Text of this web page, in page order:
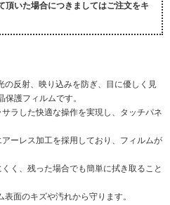
頂いた場合につきましてはご注文をキ
反射、映り込みを防ぎ、目に優しく見
護フィルムです。
ラした快適な操作を実現し、タッチパネ
ーレス加工を採用しており、フィルムが
く、残った場合でも簡単に拭き取ること
面のキズや汚れから守ります。